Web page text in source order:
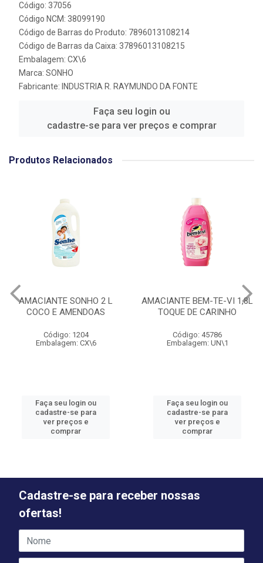
Código: 37056
Código NCM: 38099190
Código de Barras do Produto: 7896013108214
Código de Barras da Caixa: 37896013108215
Embalagem: CX\6
Marca: SONHO
Fabricante: INDUSTRIA R. RAYMUNDO DA FONTE
Faça seu login ou
cadastre-se para ver preços e comprar
Produtos Relacionados
AMACIANTE SONHO 2 L
COCO E AMENDOAS
Código: 1204
Embalagem: CX\6
Faça seu login ou
cadastre-se para
ver preços e
comprar
AMACIANTE BEM-TE-VI 1,8L
TOQUE DE CARINHO
Código: 45786
Embalagem: UN\1
Faça seu login ou
cadastre-se para
ver preços e
comprar
Cadastre-se para receber nossas
ofertas!